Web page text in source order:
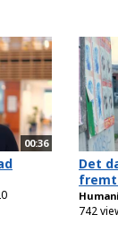
00:36
Det
742